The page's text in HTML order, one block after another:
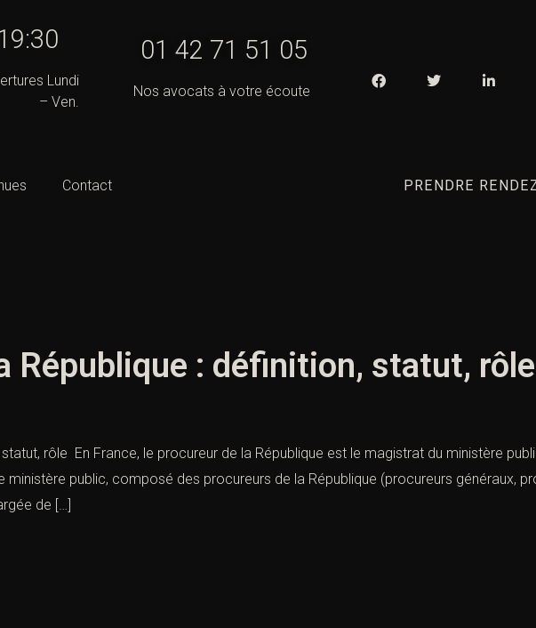
Lundi
– Ven.
01 42 71 51 05
Nos avocats à votre écoute
Contact PRENDRE
République : définition, statut, rôle
rôle En France, le procureur de la République est le magistrat du ministère
ministère public, composé des procureurs de la République (procureurs généraux,
de […]